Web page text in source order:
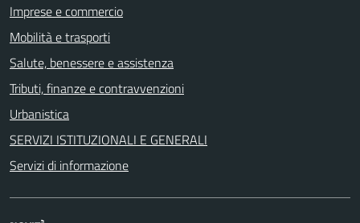
Imprese e commercio
Mobilità e trasporti
Salute, benessere e assistenza
Tributi, finanze e contravvenzioni
Urbanistica
SERVIZI ISTITUZIONALI E GENERALI
Servizi di informazione